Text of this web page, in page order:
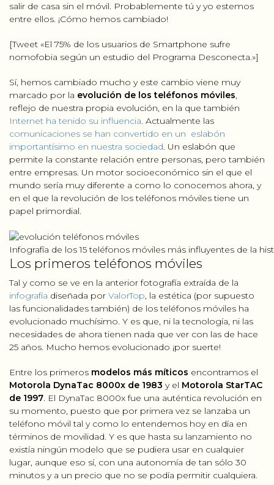
salir de casa sin el móvil. Probablemente tú y yo estemos
entre ellos. ¡Cómo hemos cambiado!
[Tweet «El 75% de los usuarios de Smartphone sufre
nomofobia según un estudio del Programa Desconecta.»]
Sí, hemos cambiado mucho y este cambio viene muy
marcado por la evolución de los teléfonos móviles,
reflejo de nuestra propia evolución, en la que también
Internet ha tenido su influencia. Actualmente las
comunicaciones se han convertido en un eslabón
importantísimo en nuestra sociedad. Un eslabón que
permite la constante relación entre personas, pero también
entre empresas. Un motor socioeconómico sin el que el
mundo sería muy diferente a como lo conocemos ahora, y
en el que la revolución de los teléfonos móviles tiene un
papel primordial.
Infografía de los 15 teléfonos móviles más influyentes de la
Los primeros teléfonos móviles
Tal y como se ve en la anterior fotografía extraída de la
infografía diseñada por ValorTop, la estética (por supuesto
las funcionalidades también) de los teléfonos móviles ha
evolucionado muchísimo. Y es que, ni la tecnología, ni las
necesidades de ahora tienen nada que ver con las de hace
25 años. Mucho hemos evolucionado ¡por suerte!
Entre los primeros modelos más míticos encontramos el
Motorola DynaTac 8000x de 1983 y el Motorola StarTAC
de 1997. El DynaTac 8000x fue una auténtica revolución en
su momento, puesto que por primera vez se lanzaba un
teléfono móvil tal y como lo entendemos hoy en día en
términos de movilidad. Y es que hasta su lanzamiento no
existía ningún modelo que se pudiera usar en cualquier
lugar, aunque eso sí, con una autonomía de tan sólo 30
minutos y a un precio que no se podía permitir cualquiera.